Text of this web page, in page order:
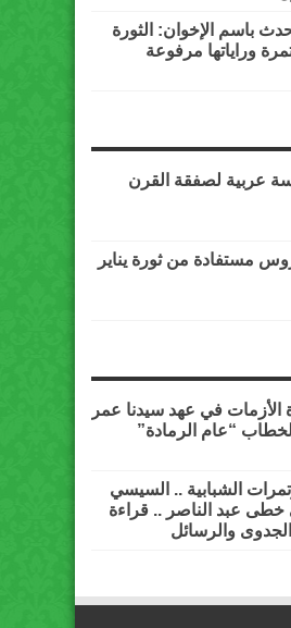
باسم الإخوان: الثورة
وراياتها مرفوعة
عربية لصفقة القرن
الأزمات في عهد سيدنا عمر
“عام الرمادة”
الشبابية .. السيسي
خطى عبد الناصر .. قراءة
والرسائل